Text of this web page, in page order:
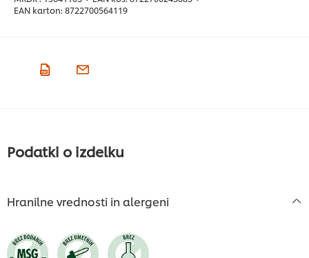
EAN karton: 8722700564119
Podatki o izdelku
Hranilne vrednosti in alergeni